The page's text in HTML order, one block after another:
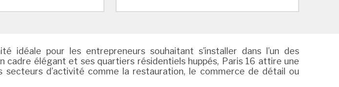
idéale pour les entrepreneurs souhaitant s’installer dans l’un des
cadre élégant et ses quartiers résidentiels huppés, Paris 16 attire une
d’activité comme la restauration, le commerce de détail ou